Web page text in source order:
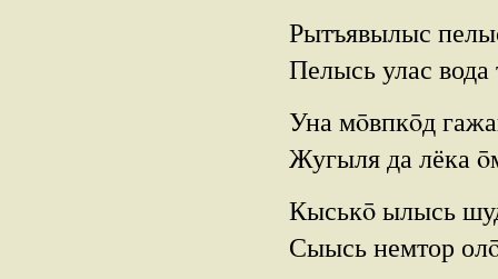
Рытъявылыс
Пелысь улас
Уна мōвпкōд
Жугыля да лёка
Кыськō ылысь
Сыысь немтор